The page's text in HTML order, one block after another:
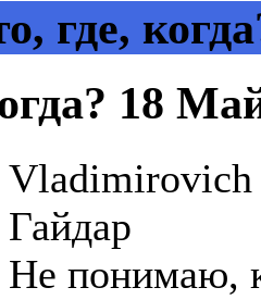
где,
18
Vladimirovich
Гайдар
Не понимаю,